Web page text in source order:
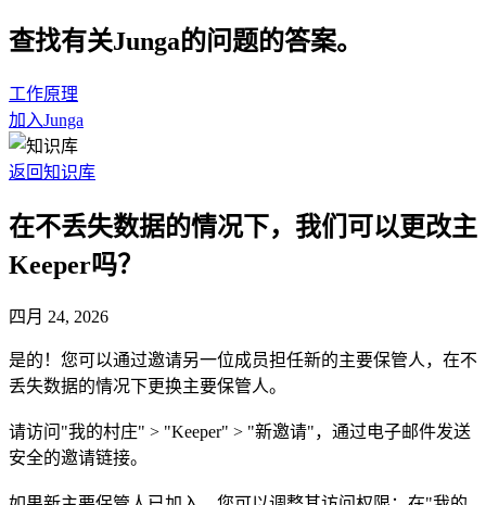
查找有关Junga的问题的答案。
工作原理
加入Junga
返回知识库
在不丢失数据的情况下，我们可以更改主
Keeper吗？
四月 24, 2026
是的！您可以通过邀请另一位成员担任新的主要保管人，在不
丢失数据的情况下更换主要保管人。
请访问"我的村庄" > "Keeper" > "新邀请"，通过电子邮件发送
安全的邀请链接。